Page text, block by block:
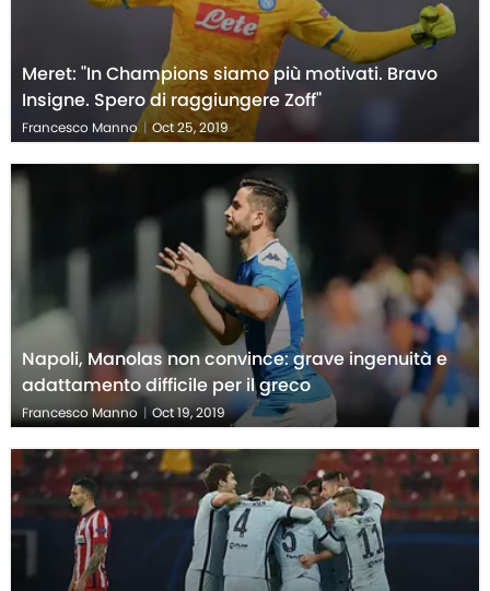
Meret: "In Champions siamo più motivati. Bravo
Insigne. Spero di raggiungere Zoff"
Francesco Manno | Oct 25, 2019
Napoli, Manolas non convince: grave ingenuità e
adattamento difficile per il greco
Francesco Manno | Oct 19, 2019